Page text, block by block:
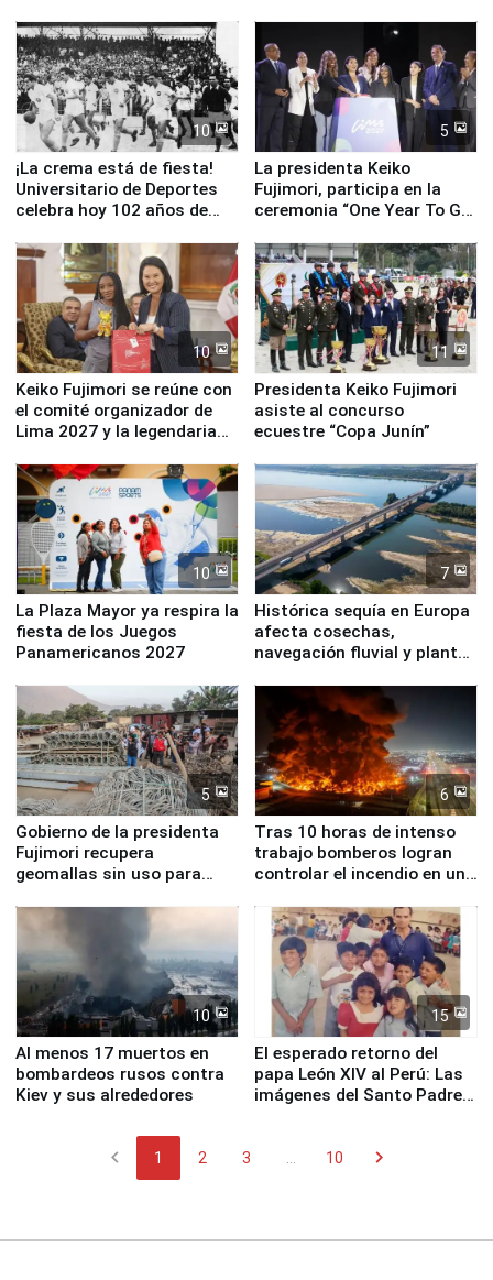
equipamiento para
Serenazgo
10
¡La crema está de fiesta!
Universitario de Deportes
celebra hoy 102 años de
5
La presidenta Keiko
Fujimori, participa en la
ceremonia “One Year To Go
10
Keiko Fujimori se reúne con
el comité organizador de
Lima 2027 y la legendaria
11
Presidenta Keiko Fujimori
asiste al concurso
ecuestre “Copa Junín”
10
La Plaza Mayor ya respira la
fiesta de los Juegos
Panamericanos 2027
7
Histórica sequía en Europa
afecta cosechas,
navegación fluvial y plantas
5
Gobierno de la presidenta
Fujimori recupera
geomallas sin uso para
Fenómeno El Niño
6
Tras 10 horas de intenso
trabajo bomberos logran
controlar el incendio en una
de Chile
10
Al menos 17 muertos en
bombardeos rusos contra
Kiev y sus alrededores
15
El esperado retorno del
papa León XIV al Perú: Las
imágenes del Santo Padre
chevron_left 1 2 3 10 chevron_right